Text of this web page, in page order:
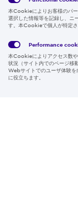
Global
Policy
本Cookieによりお客様のパ
選択した情報等を記録し、ニ
す。本Cookieで個人が特定さ
Performance
本Cookieによりアクセス数
状況（サイト内でのページ移
Webサイトでのユーザ体験
に役立ちます。